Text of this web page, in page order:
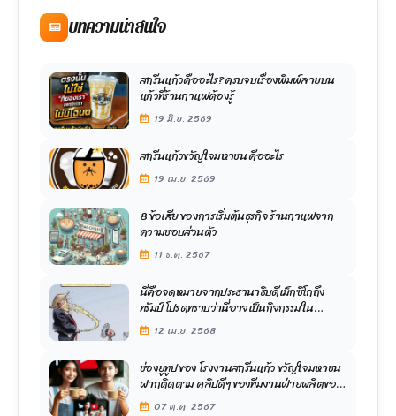
บทความน่าสนใจ
สกรีนแก้วคืออะไร? ครบจบเรื่องพิมพ์ลายบน
แก้วที่ร้านกาแฟต้องรู้
19 มิ.ย. 2569
สกรีนแก้วขวัญใจมหาชน คืออะไร
19 เม.ย. 2569
8 ข้อเสีย ของการเริ่มต้นธุรกิจ ร้านกาแฟจาก
ความชอบส่วนตัว
11 ธ.ค. 2567
นี่คือจดหมายจากประธานาธิบดีเม็กซิโกถึง
ทรัมป์ โปรดทราบว่านี่อาจเป็นกิจกรรมใน
อนาคต12 เม.ย. 2568
ช่องยูทูป ของ โรงงานสกรีนแก้ว ขวัญใจมหาชน
ฝากติดตาม คลิปดีๆ ของทีมงานฝ่ายผลิตของ
เราด้วยนะคะ
07 ต.ค. 2567